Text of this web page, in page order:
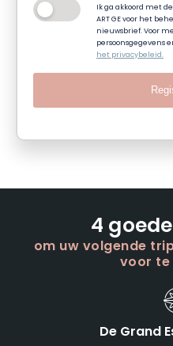
Ik ga akkoord met
ART GE voor het
nieuwsbrief. Voor
persoonsgegevens
het privacybeleid.
4
om uw volgende
voor te
De Grand